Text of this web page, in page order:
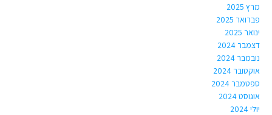
מרץ 2025
פברואר 2025
ינואר 2025
דצמבר 2024
נובמבר 2024
אוקטובר 2024
ספטמבר 2024
אוגוסט 2024
יולי 2024